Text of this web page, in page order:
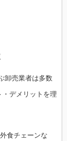
卸売業者は多数
デメリットを理
食チェーンな